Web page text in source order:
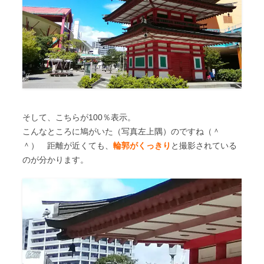
そして、こちらが100％表示。
こんなところに鳩がいた（写真左上隅）のですね（＾
＾） 距離が近くても、 輪郭がくっきり と撮影されている
のが分かります。